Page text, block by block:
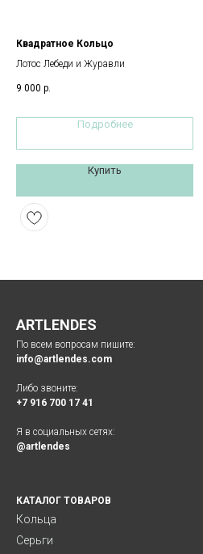
Квадратное Кольцо
Лотос Лебеди и Журавли
9 000 р.
Подробнее
Купить
ARTLENDES
По всем вопросам пишите:
info@artlendes.com
Либо звоните:
+7 916 700 17 41
Я в социальных сетях:
@artlendes
КАТАЛОГ ТОВАРОВ
Кольца
Серьги